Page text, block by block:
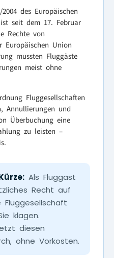
des Europäischen
seit dem 17. Februar
Rechte von
Europäischen Union
mussten Fluggäste
meist ohne
Fluggesellschaften
Annullierungen und
Überbuchung eine
zu leisten –
Als Fluggast
Recht auf
klagen.
diesen
ohne Vorkosten.